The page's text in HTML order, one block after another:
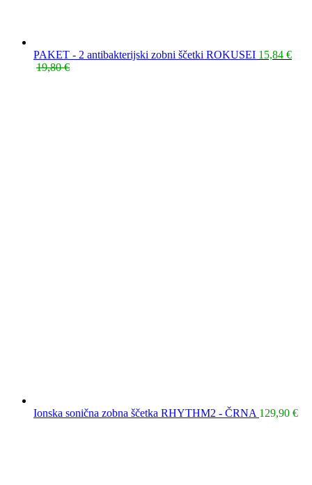
PAKET - 2 antibakterijski zobni ščetki ROKUSEI 15,84 €
Trenutna
19,80€Izvirna
Ionska sonična zobna ščetka RHYTHM2 - ČRNA 129,90 €